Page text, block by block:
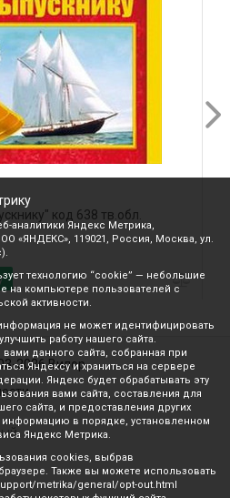
код 638 тв.обл.
2026 Вилор
аналитики Яндекс Метрика,
«ЯНДЕКС», 119021, Россия, Москва, ул.
технологию “cookie” — небольшие
на компьютере пользователей с
активности.
не может идентифицировать
работу нашего сайта.
данного сайта, собранная при
Яндексу и храниться на сервере
Яндекс будет обрабатывать эту
вами сайта, составления для
сайта, и предоставления других
информацию в порядке, установленном
Яндекс Метрика.
cookies, выбрав
Также вы можете использовать
metrika/general/opt-out.html